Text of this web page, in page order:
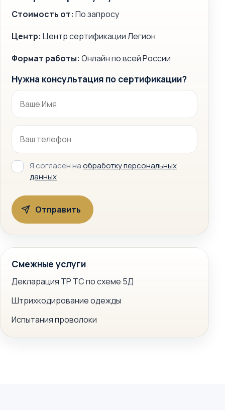
Стоимость от: По запросу
Центр: Центр сертификации Легион
Формат работы: Онлайн по всей России
Нужна консультация по сертификации?
Я согласен наобработку персональных
данных
Смежные услуги
Декларация ТР ТС по схеме 5Д
Штрихкодирование одежды
Испытания проволоки